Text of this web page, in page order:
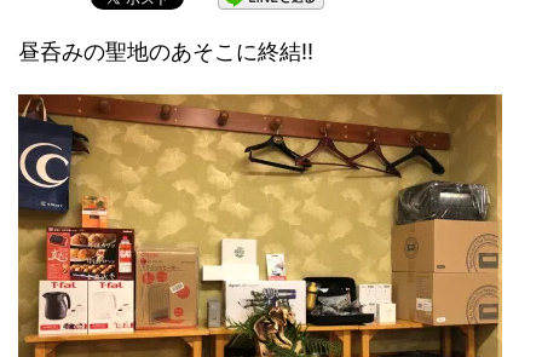
昼呑みの聖地のあそこに終結‼️